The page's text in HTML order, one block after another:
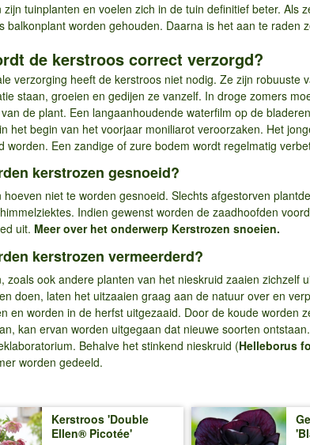
zijn tuinplanten en voelen zich in de tuin definitief beter.
balkonplant worden gehouden. Daarna is het aan te raden
de kerstroos correct verzorgd?
verzorging heeft de kerstroos niet nodig. Ze zijn
staan, groeien en gedijen ze vanzelf. In droge zomers
de plant. Een langaanhoudende waterfilm op de
het begin van het voorjaar moniliarot veroorzaken. Het
worden. Een zandige of zure bodem wordt regelmatig
kerstrozen gesnoeid?
hoeven niet te worden gesnoeid. Slechts afgestorven
Indien gewenst worden de zaadhoofden
uit. Meer over het onderwerp Kerstrozen snoeien.
kerstrozen vermeerderd?
zoals ook andere planten van het nieskruid zaaien
doen, laten het uitzaaien graag aan de natuur over en
en worden in de herfst uitgezaaid. Door de koude worden
kan ervan worden uitgegaan dat nieuwe soorten
Behalve het stinkend nieskruid (Helleborus
worden gedeeld.
Kerstroos 'Double
Ellen® Picotée'